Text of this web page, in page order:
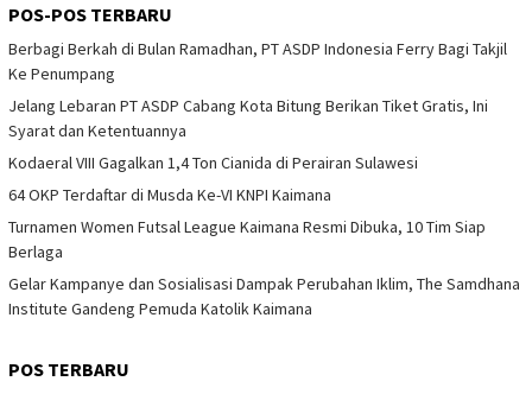
POS-POS TERBARU
Berbagi Berkah di Bulan Ramadhan, PT ASDP Indonesia Ferry Bagi Takjil
Ke Penumpang
Jelang Lebaran PT ASDP Cabang Kota Bitung Berikan Tiket Gratis, Ini
Syarat dan Ketentuannya
Kodaeral VIII Gagalkan 1,4 Ton Cianida di Perairan Sulawesi
64 OKP Terdaftar di Musda Ke-VI KNPI Kaimana
Turnamen Women Futsal League Kaimana Resmi Dibuka, 10 Tim Siap
Berlaga
Gelar Kampanye dan Sosialisasi Dampak Perubahan Iklim, The Samdhana
Institute Gandeng Pemuda Katolik Kaimana
POS TERBARU